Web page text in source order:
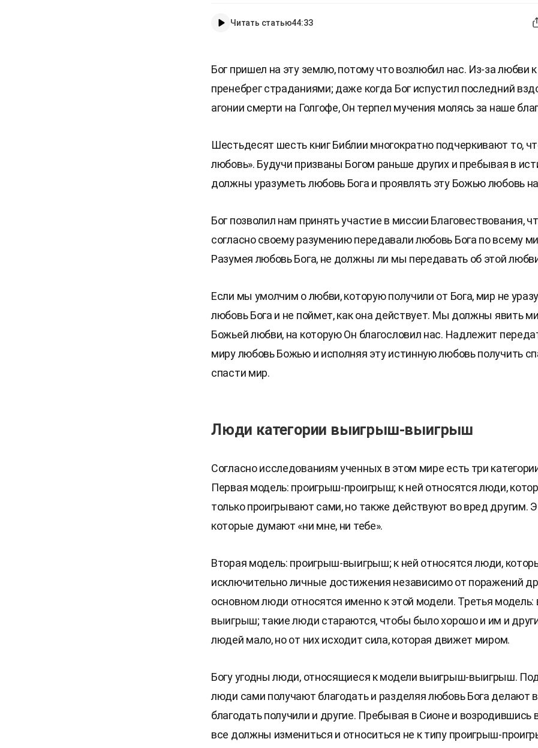
Читать статью44:33
Бог пришел на эту землю, потому что возлюбил нас. Из-за любви
пренебрег страданиями; даже когда Бог испустил последний
агонии смерти на Голгофе, Он терпел мучения молясь за наше
Шестьдесят шесть книг Библии многократно подчеркивают то,
любовь». Будучи призваны Богом раньше других и пребывая в
должны уразуметь любовь Бога и проявлять эту Божью любовь
Бог позволил нам принять участие в миссии Благовествования,
согласно своему разумению передавали любовь Бога по всему
Разумея любовь Бога, не должны ли мы передавать об этой
Если мы умолчим о любви, которую получили от Бога, мир не
любовь Бога и не поймет, как она действует. Мы должны явить
Божьей любви, на которую Он благословил нас. Надлежит
миру любовь Божью и исполняя эту истинную любовь получить
спасти мир.
Люди категории выигрыш-выигрыш
Согласно исследованиям ученных в этом мире есть три
Первая модель: проигрыш-проигрыш; к ней относятся люди,
только проигрывают сами, но также действуют во вред другим.
которые думают «ни мне, ни тебе».
Вторая модель: проигрыш-выигрыш; к ней относятся люди,
исключительно личные достижения независимо от поражений
основном люди относятся именно к этой модели. Третья
выигрыш; такие люди стараются, чтобы было хорошо и им и
людей мало, но от них исходит сила, которая движет миром.
Богу угодны люди, относящиеся к модели выигрыш-выигрыш.
люди сами получают благодать и разделяя любовь Бога делают
благодать получили и другие. Пребывая в Сионе и возродившись
все должны измениться и относиться не к типу проигрыш-